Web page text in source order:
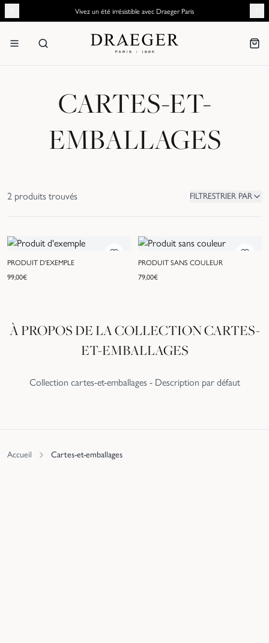
Vivez un été irrésistible avec Draeger Paris
CARTES-ET-
EMBALLAGES
2 produits trouvés FILTRESTRIER PAR
PRODUIT D'EXEMPLE
99,00€
PRODUIT SANS COULEUR
79,00€
À PROPOS DE LA COLLECTIONCARTES-
ET-EMBALLAGES
Collection cartes-et-emballages - Description par défaut
Accueil Cartes-et-emballages